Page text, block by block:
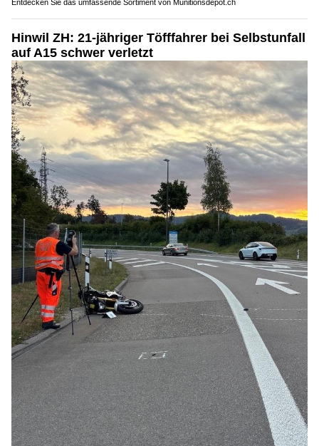
Entdecken Sie das umfassende Sortiment von Munitionsdepot.ch
Hinwil ZH: 21-jähriger Töfffahrer bei Selbstunfall
auf A15 schwer verletzt